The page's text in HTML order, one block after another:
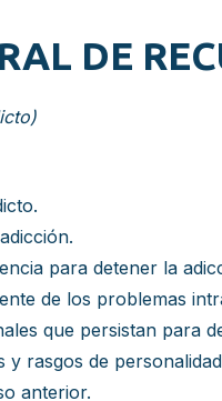
DE
para detener la
de los problemas
que persistan para
y rasgos de
anterior.